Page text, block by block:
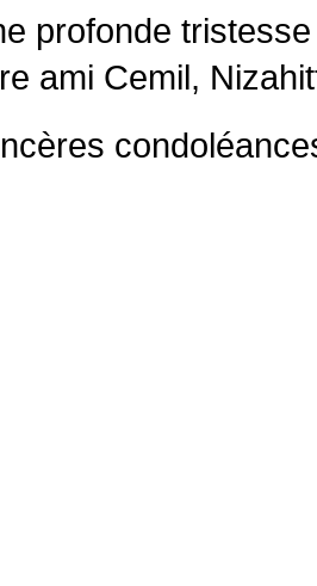
profonde
ami Cemil,